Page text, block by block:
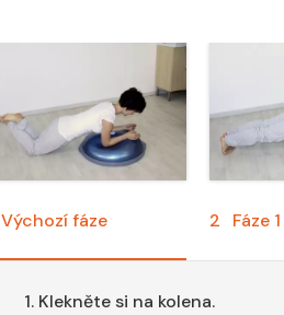
Výchozí fáze 2 Fáze 1
Klekněte si na kolena.